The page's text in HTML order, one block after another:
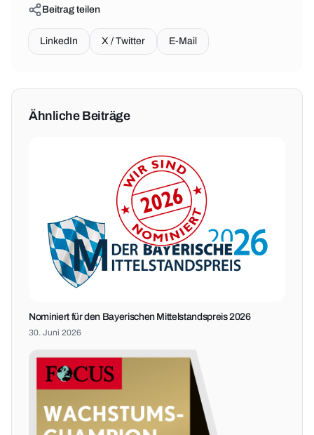
Beitrag teilen
LinkedIn X / Twitter E-Mail
Ähnliche Beiträge
Nominiert für den Bayerischen Mittelstandspreis 2026
30. Juni 2026